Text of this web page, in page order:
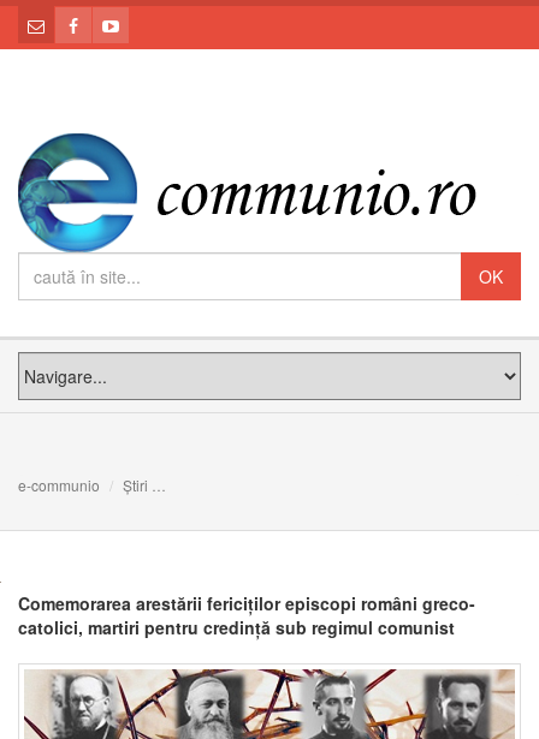
e-communio Știri
Comemorarea arestării fericiților episcopi români greco-
catolici, martiri pentru credință sub regimul comunist